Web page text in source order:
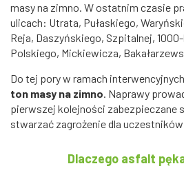
masy na zimno. W ostatnim czasie
ulicach: Utrata, Pułaskiego,
Reja, Daszyńskiego, Szpitalnej,
Polskiego, Mickiewicza,
Do tej pory w ramach
ton masy na zimno. Naprawy
pierwszej kolejności zabezpieczane
stwarzać zagrożenie dla
Dlaczego asfalt